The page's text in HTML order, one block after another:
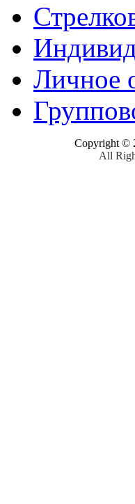
Личное
Copyright ©
All